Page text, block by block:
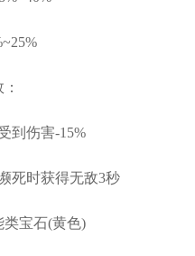
到伤害-15%
死时获得无敌3秒
类宝石(黄色)